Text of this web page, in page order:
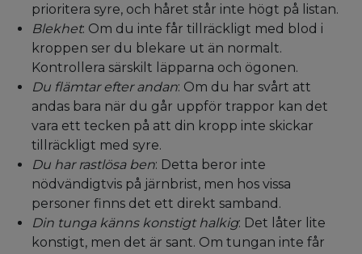
prioritera syre, och håret står inte högt på listan.
Blekhet: Om du inte får tillräckligt med blod i
kroppen ser du blekare ut än normalt.
Kontrollera särskilt läpparna och ögonen.
Du flämtar efter andan: Om du har svårt att
andas bara när du går uppför trappor kan det
vara ett tecken på att din kropp inte skickar
tillräckligt med syre.
Du har rastlösa ben: Detta beror inte
nödvändigtvis på järnbrist, men hos vissa
personer finns det ett direkt samband.
Din tunga känns konstigt halkig: Det låter lite
konstigt, men det är sant. Om tungan inte får